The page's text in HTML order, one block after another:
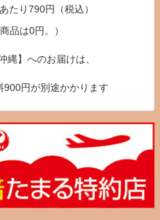
たり790円（税込）
品は0円。）
縄】へのお届けは、
900円が別途かかります